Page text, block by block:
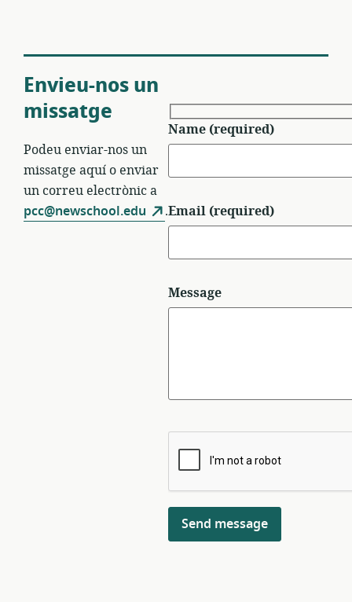
Envieu-nos un
missatge
Podeu enviar-nos un
missatge aquí o enviar
un correu electrònic a
pcc@newschool.edu
.
Name (required)
Email (required)
Message